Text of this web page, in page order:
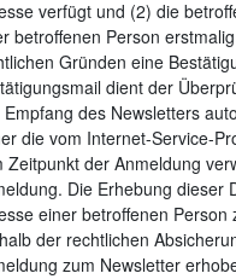
verfügt und (2) die
betroffenen Person
Gründen eine
dient der
Empfang des Newsletters
die vom Internet-Service-
Zeitpunkt der Anmeldung
Die Erhebung dieser
einer betroffenen
der rechtlichen
zum Newsletter